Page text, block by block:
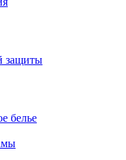
защиты
белье